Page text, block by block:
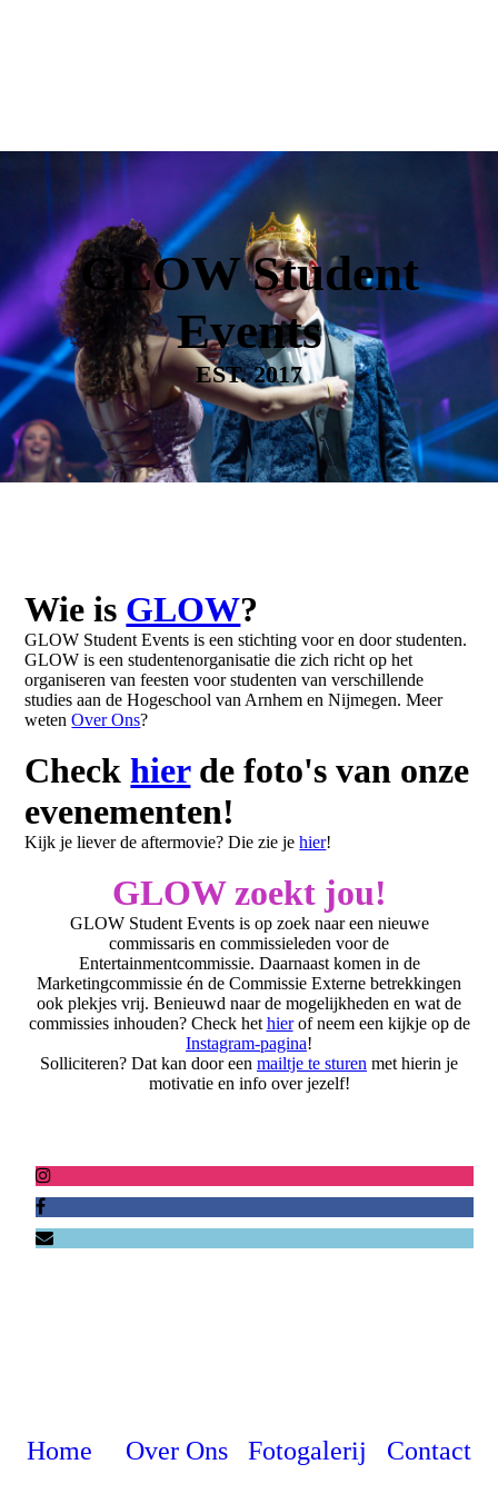
GLOW Student
Events
EST. 2017
Wie is GLOW?
GLOW Student Events is een stichting voor en door studenten.
GLOW is een studentenorganisatie die zich richt op het
organiseren van feesten voor studenten van verschillende
studies aan de Hogeschool van Arnhem en Nijmegen. Meer
wetenOver Ons?
Checkhierde foto's van onze
evenementen!
Kijk je liever de aftermovie? Die zie jehier!
GLOW zoekt jou!
GLOW Student Events is op zoek naar een nieuwe
commissaris en commissieleden voor de
Entertainmentcommissie. Daarnaast komen in de
Marketingcommissie én de Commissie Externe betrekkingen
ook plekjes vrij. Benieuwd naar de mogelijkheden en wat de
commissies inhouden? Check het hierof neem een kijkje op de
Instagram-pagina!
Solliciteren? Dat kan door een mailtje te sturen met hierin je
motivatie en info over jezelf!
Home Over Ons Fotogalerij Contact